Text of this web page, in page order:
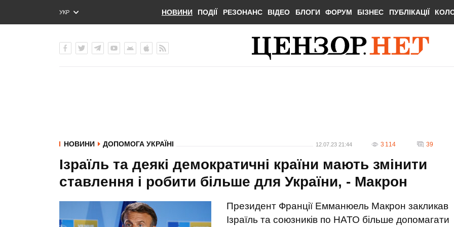
УКР
ENG
НОВИНИ ПОДІЇ РЕЗОНАНС ВІДЕО БЛОГИ ФОРУМ БІЗНЕС ПУБЛІКАЦІЇ
НОВИНИ ДОПОМОГА УКРАЇНІ 12.07.23 21:44 3 114 39
Ізраїль та деякі демократичні країни мають змінити
ставлення і робити більше для України, - Макрон
Президент Франції Емманюель Макрон закликав
Ізраїль та союзників по НАТО більше допомагати